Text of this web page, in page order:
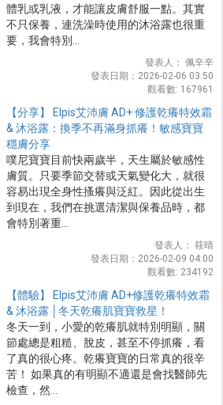
體乳或乳液，才能讓皮膚舒服一點。其實
不只保養，連洗澡時使用的沐浴露也很重
要，我會特別...
發表人： 佩辛辛
發表日期：2026-02-06 03:50
觀看數: 167961
【分享】 Elpis艾沛膚 AD+ 修護乾癢特效霜
& 沐浴露：換季不再滿身抓癢！敏感寶寶
穩膚分享
噗尼寶寶目前快兩歲半，天生屬於敏感性
膚質。只要季節交替或天氣變化大，就很
容易出現全身性搔癢與泛紅。因此從出生
到現在，我們在挑選清潔與保養品時，都
會特別著重...
發表人： 筱晴
發表日期：2026-02-09 04:00
觀看數: 234192
【體驗】 Elpis艾沛膚 AD+修護乾癢特效霜
& 沐浴露 │冬天乾癢肌寶寶救星！
冬天一到，小愛的乾癢肌就特別明顯，關
節處總是粗糙、脫皮，甚至不停抓癢，看
了真的很心疼。乾癢寶寶的日常真的很辛
苦！ 如果真的有明顯不適還是會找醫師先
檢查，然...